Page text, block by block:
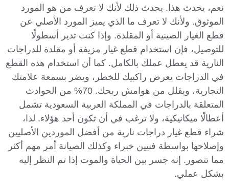
نعم، يحدث هذا. يحدث ذلك لأنك لا تعرف من هو المورد
الموثوق. ولأنك لا تعرف ما الذي يميز المورد الأصلي عن
قطع الغيار الصينية أو المقلدة. وإذا كنت تدير أسطولًا
للتوصيل، فإن استخدام قطع غيار مزيفة أو مقلدة للدراجات
النارية قد يعطل عملك بالكامل. كما أن استخدام هذه القطع
في الدراجات يعرض راكبيك للخطر، ويضر بسمعة علامتك
التجارية، ويقلل من هوامش ربحك. 70% من الحوادث
المتعلقة بالدراجات في المملكة العربية السعودية تشمل
أعطالًا ميكانيكية، ولا ترغب في أن تكون أحد هؤلاء. لذا،
شراء قطع غيار دراجات نارية من أفضل الموردين الأصليين
وإصلاحها بواسطة فنيين خبراء وكذلك الصيانة أمر مهم أكثر
مما تتصور. إنه جسر بين الحياة والموت إذا تم النظر إليه
بشكل عملي.